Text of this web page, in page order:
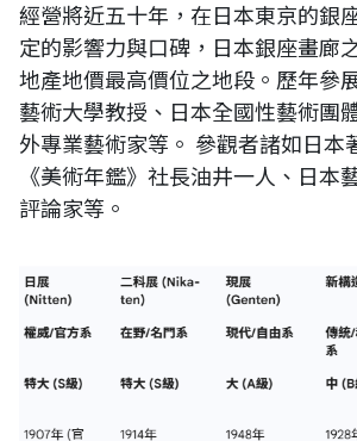
經營將近五十年，在日本東京的銀
定的影響力與口碑，日本銀座畫廊
地產地價最高價位之地段。歷年參
藝術大學教授、日本全國性藝術團
外專業藝術家等。 參觀者諸如日本
《美術年鑑》社長油井一人、日本
評論家等。